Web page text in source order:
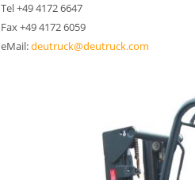
Tel +49 4172 6647
Fax +49 4172 6059
eMail:deutruck@deutruck.com